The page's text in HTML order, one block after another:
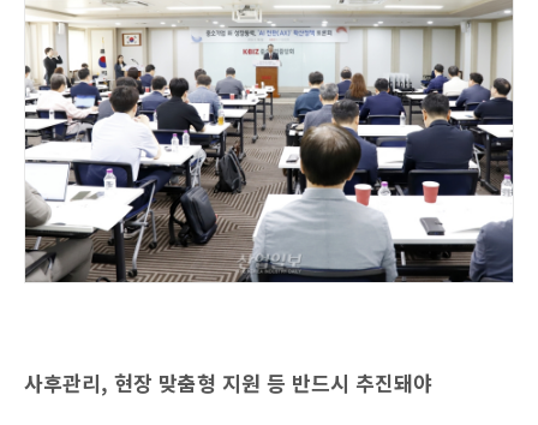
사후관리, 현장 맞춤형 지원 등 반드시 추진돼야